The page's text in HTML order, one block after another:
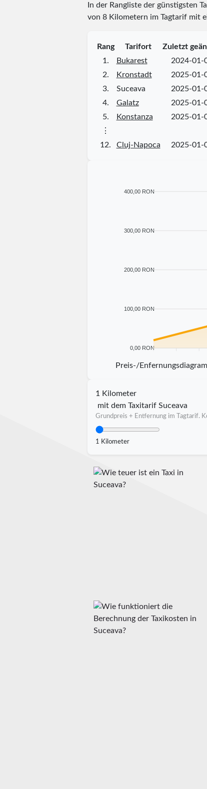
In der Rangliste der günstigsten
von 8 Kilometern im Tagtarif mit
Rang Tarifort Zuletzt
1.
Bukarest 2024-01-
2.
Kronstadt 2025-01-
3.
Suceava 2025-01-
4.
Galatz 2025-01-
5.
Konstanza 2025-01-
⋮
12.
Cluj-Napoca 2025-01-
400,00 RON
300,00 RON
200,00 RON
100,00 RON
0,00 RON
Preis-/
1 Kilometer
mit dem Taxitarif Suceava
Grundpreis + Entfernung im Tagtarif.
1 Kilometer